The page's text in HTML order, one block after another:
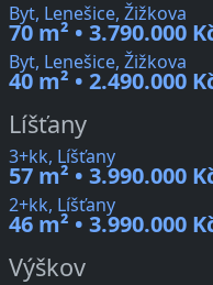
Byt, Lenešice, Žižkova
70 m² • 3.790.000
Byt, Lenešice, Žižkova
40 m² • 2.490.000
Líšťany
3+kk, Líšťany
57 m² • 3.990.000
2+kk, Líšťany
46 m² • 3.990.000
Výškov